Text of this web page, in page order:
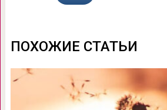
ПОХОЖИЕ СТАТЬИ